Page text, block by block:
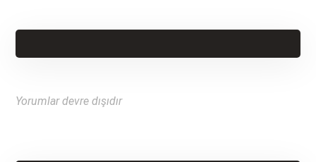
Yorumlar devre dışıdır